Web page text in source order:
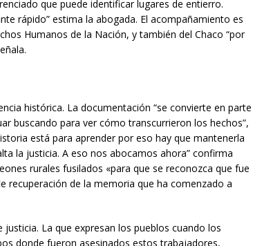
que puede identificar lugares de entierro.
rápido” estima la abogada. El acompañamiento es
Humanos de la Nación, y también del Chaco “por
histórica. La documentación “se convierte en parte
buscando para ver cómo transcurrieron los hechos”,
está para aprender por eso hay que mantenerla
la justicia. A eso nos abocamos ahora” confirma
rurales fusilados «para que se reconozca que fue
recuperación de la memoria que ha comenzado a
La que expresan los pueblos cuando los
donde fueron asesinados estos trabajadores,